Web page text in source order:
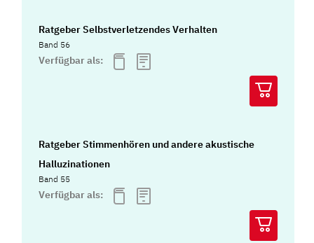
Ratgeber Selbstverletzendes Verhalten
Band 56
Verfügbar als:
Ratgeber Stimmenhören und andere akustische
Halluzinationen
Band 55
Verfügbar als: